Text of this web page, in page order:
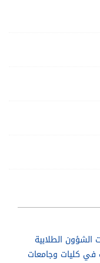
الشؤون الطلابية
في كليات وجامعات